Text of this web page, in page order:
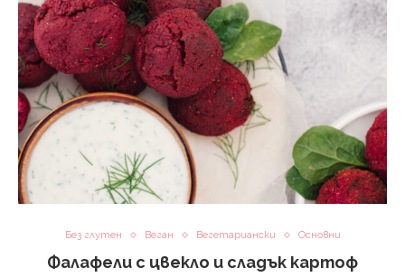
Без глутен Веган Вегетариански Основни
Фалафели с цвекло и сладък картоф